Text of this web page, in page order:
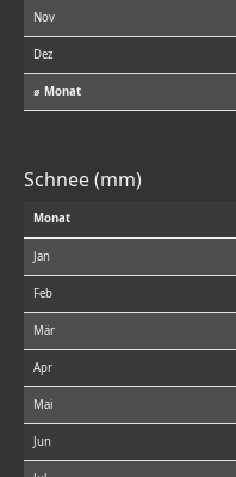
Nov
Dez
⌀ Monat
Schnee (mm)
Monat
Jan
Feb
Mär
Apr
Mai
Jun